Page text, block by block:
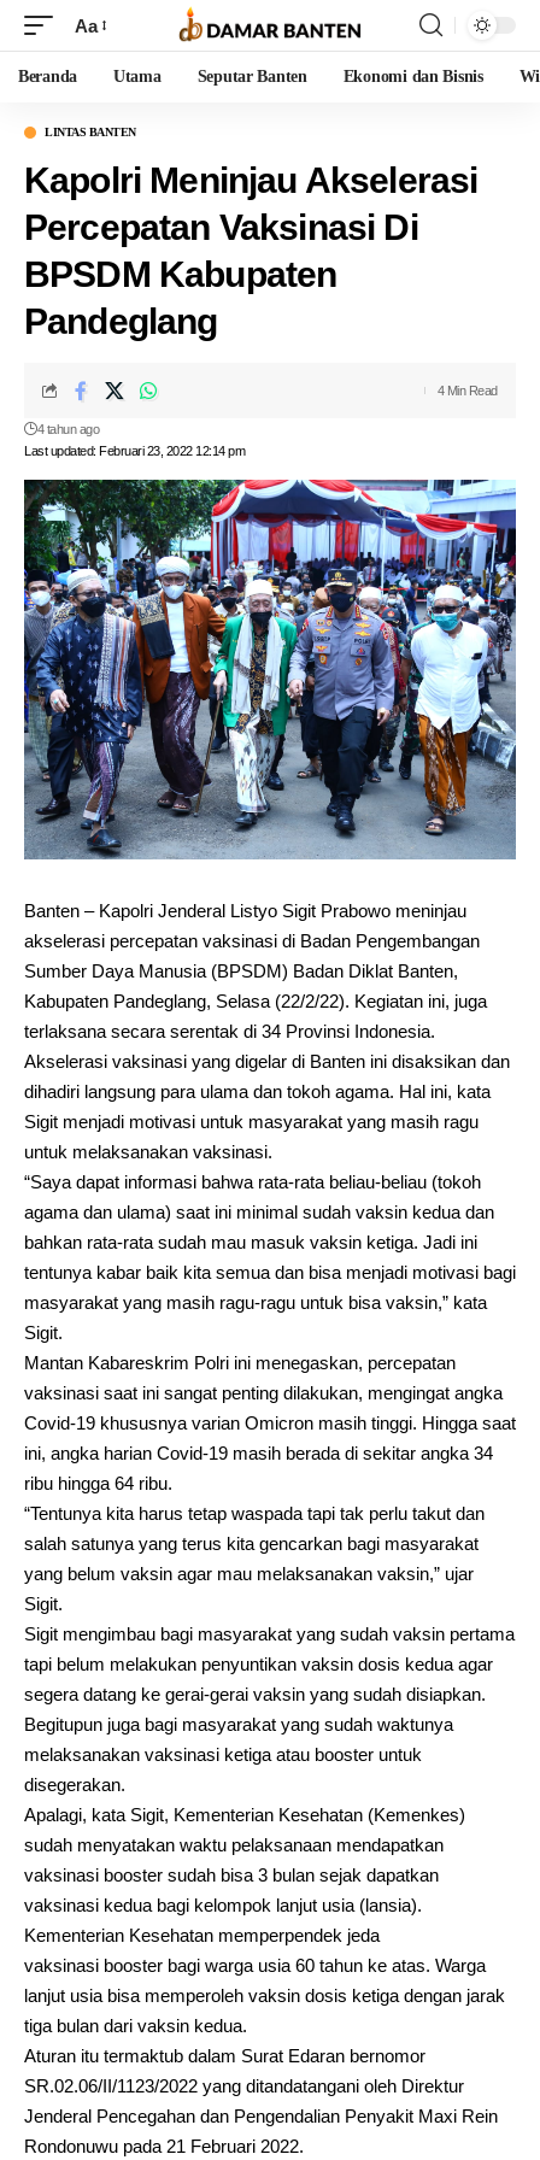
Aa
Beranda Utama Seputar Banten Ekonomi dan Bisnis
LINTAS BANTEN
Kapolri Meninjau Akselerasi
Percepatan Vaksinasi Di
BPSDM Kabupaten
Pandeglang
Last updated: Februari 23, 2022 12:14 pm
4 tahun ago
4 Min Read
Banten – Kapolri Jenderal Listyo Sigit Prabowo meninjau
akselerasi percepatan vaksinasi di Badan Pengembangan
Sumber Daya Manusia (BPSDM) Badan Diklat Banten,
Kabupaten Pandeglang, Selasa (22/2/22). Kegiatan ini, juga
terlaksana secara serentak di 34 Provinsi Indonesia.
Akselerasi vaksinasi yang digelar di Banten ini disaksikan dan
dihadiri langsung para ulama dan tokoh agama. Hal ini, kata
Sigit menjadi motivasi untuk masyarakat yang masih ragu
untuk melaksanakan vaksinasi.
“Saya dapat informasi bahwa rata-rata beliau-beliau (tokoh
agama dan ulama) saat ini minimal sudah vaksin kedua dan
bahkan rata-rata sudah mau masuk vaksin ketiga. Jadi ini
tentunya kabar baik kita semua dan bisa menjadi motivasi bagi
masyarakat yang masih ragu-ragu untuk bisa vaksin,” kata
Sigit.
Mantan Kabareskrim Polri ini menegaskan, percepatan
vaksinasi saat ini sangat penting dilakukan, mengingat angka
Covid-19 khususnya varian Omicron masih tinggi. Hingga saat
ini, angka harian Covid-19 masih berada di sekitar angka 34
ribu hingga 64 ribu.
“Tentunya kita harus tetap waspada tapi tak perlu takut dan
salah satunya yang terus kita gencarkan bagi masyarakat
yang belum vaksin agar mau melaksanakan vaksin,” ujar
Sigit.
Sigit mengimbau bagi masyarakat yang sudah vaksin pertama
tapi belum melakukan penyuntikan vaksin dosis kedua agar
segera datang ke gerai-gerai vaksin yang sudah disiapkan.
Begitupun juga bagi masyarakat yang sudah waktunya
melaksanakan vaksinasi ketiga atau booster untuk
disegerakan.
Apalagi, kata Sigit, Kementerian Kesehatan (Kemenkes)
sudah menyatakan waktu pelaksanaan mendapatkan
vaksinasi booster sudah bisa 3 bulan sejak dapatkan
vaksinasi kedua bagi kelompok lanjut usia (lansia).
Kementerian Kesehatan memperpendek jeda
vaksinasi booster bagi warga usia 60 tahun ke atas. Warga
lanjut usia bisa memperoleh vaksin dosis ketiga dengan jarak
tiga bulan dari vaksin kedua.
Aturan itu termaktub dalam Surat Edaran bernomor
SR.02.06/II/1123/2022 yang ditandatangani oleh Direktur
Jenderal Pencegahan dan Pengendalian Penyakit Maxi Rein
Rondonuwu pada 21 Februari 2022.